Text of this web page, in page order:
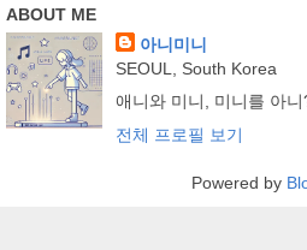
ABOUT ME
아니미니
SEOUL, South Korea
애니와 미니, 미니를 아
전체 프로필 보기
Powered by